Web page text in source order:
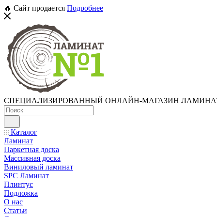
🔥 Сайт продается Подробнее
СПЕЦИАЛИЗИРОВАННЫЙ ОНЛАЙН-МАГАЗИН
Каталог
Ламинат
Паркетная доска
Массивная доска
Виниловый ламинат
SPC Ламинат
Плинтус
Подложка
О нас
Статьи